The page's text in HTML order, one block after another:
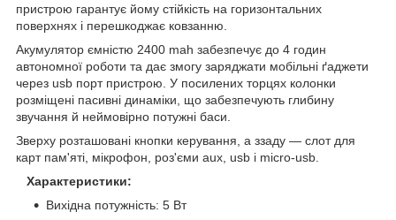
пристрою гарантує йому стійкість на горизонтальних
поверхнях і перешкоджає ковзанню.
Акумулятор ємністю 2400 mah забезпечує до 4 годин
автономної роботи та дає змогу заряджати мобільні ґаджети
через usb порт пристрою. У посилених торцях колонки
розміщені пасивні динаміки, що забезпечують глибину
звучання й неймовірно потужні баси.
Зверху розташовані кнопки керування, а ззаду — слот для
карт пам'яті, мікрофон, роз'єми aux, usb і micro-usb.
Характеристики:
Вихідна потужність: 5 Вт